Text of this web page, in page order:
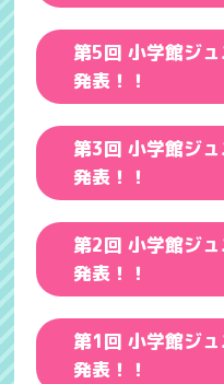
第5回 小学館ジ
発表！！
第3回 小学館ジ
発表！！
第2回 小学館ジ
発表！！
第1回 小学館ジ
発表！！